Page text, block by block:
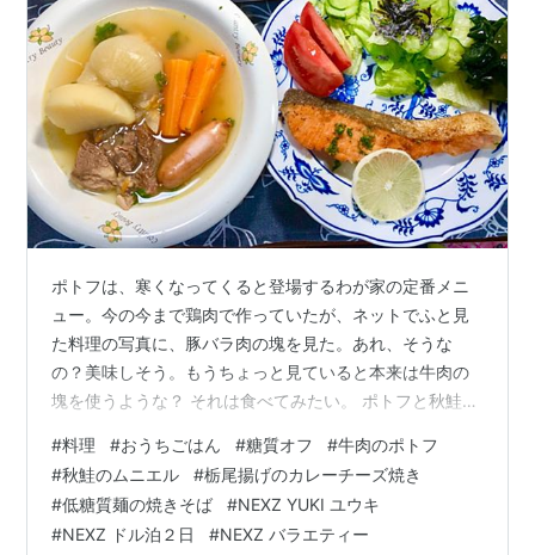
ポトフは、寒くなってくると登場するわが家の定番メニ
ュー。今の今まで鶏肉で作っていたが、ネットでふと見
た料理の写真に、豚バラ肉の塊を見た。あれ、そうな
の？美味しそう。もうちょっと見ていると本来は牛肉の
塊を使うような？ それは食べてみたい。 ポトフと秋鮭の
ニエル 栃尾揚げのカレーチーズ焼き 昼食 低糖質麺のポ
トフスープスパゲッティ ひとこと 「ドル泊2日 EP.51」
にNEXZ出演 夕食 牛の塊肉のポトフ 〇牛肩肉・玉ねぎ・
ジャガイモ・ニンジン・ローリエ・コンソメスープの
#料理 #おうちごはん #糖質オフ #牛肉のポトフ
#秋鮭のムニエル #栃尾揚げのカレーチーズ焼き
#低糖質麺の焼きそば #NEXZ YUKI ユウキ
#NEXZ ドル泊２日 #NEXZ バラエティー